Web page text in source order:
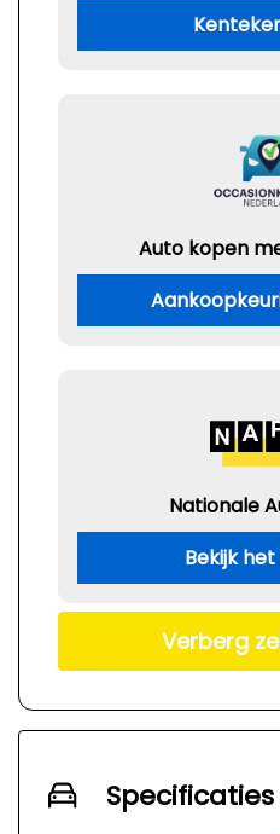
Auto kopen
Nationale
Bekijk
Verberg
Specificaties